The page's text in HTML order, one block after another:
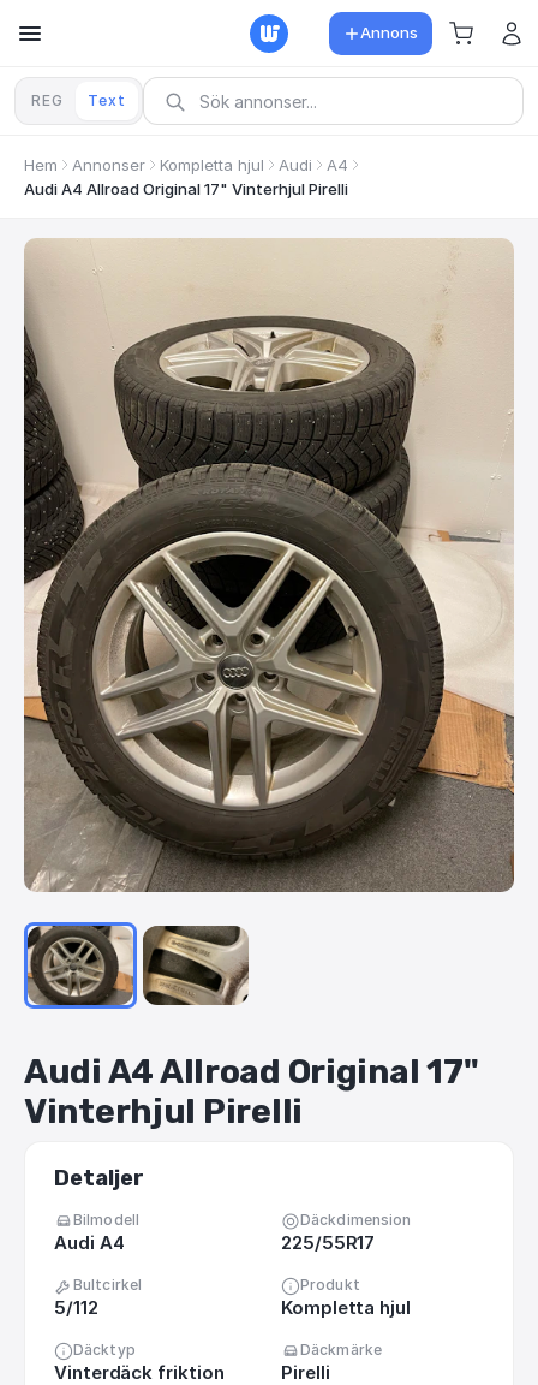
Annons
REG Text
Hem Annonser Kompletta hjul Audi
A4
Audi A4 Allroad Original 17" Vinterhjul Pirelli
Audi A4Allroad Original 17"
Vinterhjul Pirelli
Detaljer
Bilmodell
Audi A4
Däckdimension
225/55R17
Bultcirkel
5/112
Produkt
Kompletta hjul
Däcktyp
Vinterdäck friktion
Däckmärke
Pirelli